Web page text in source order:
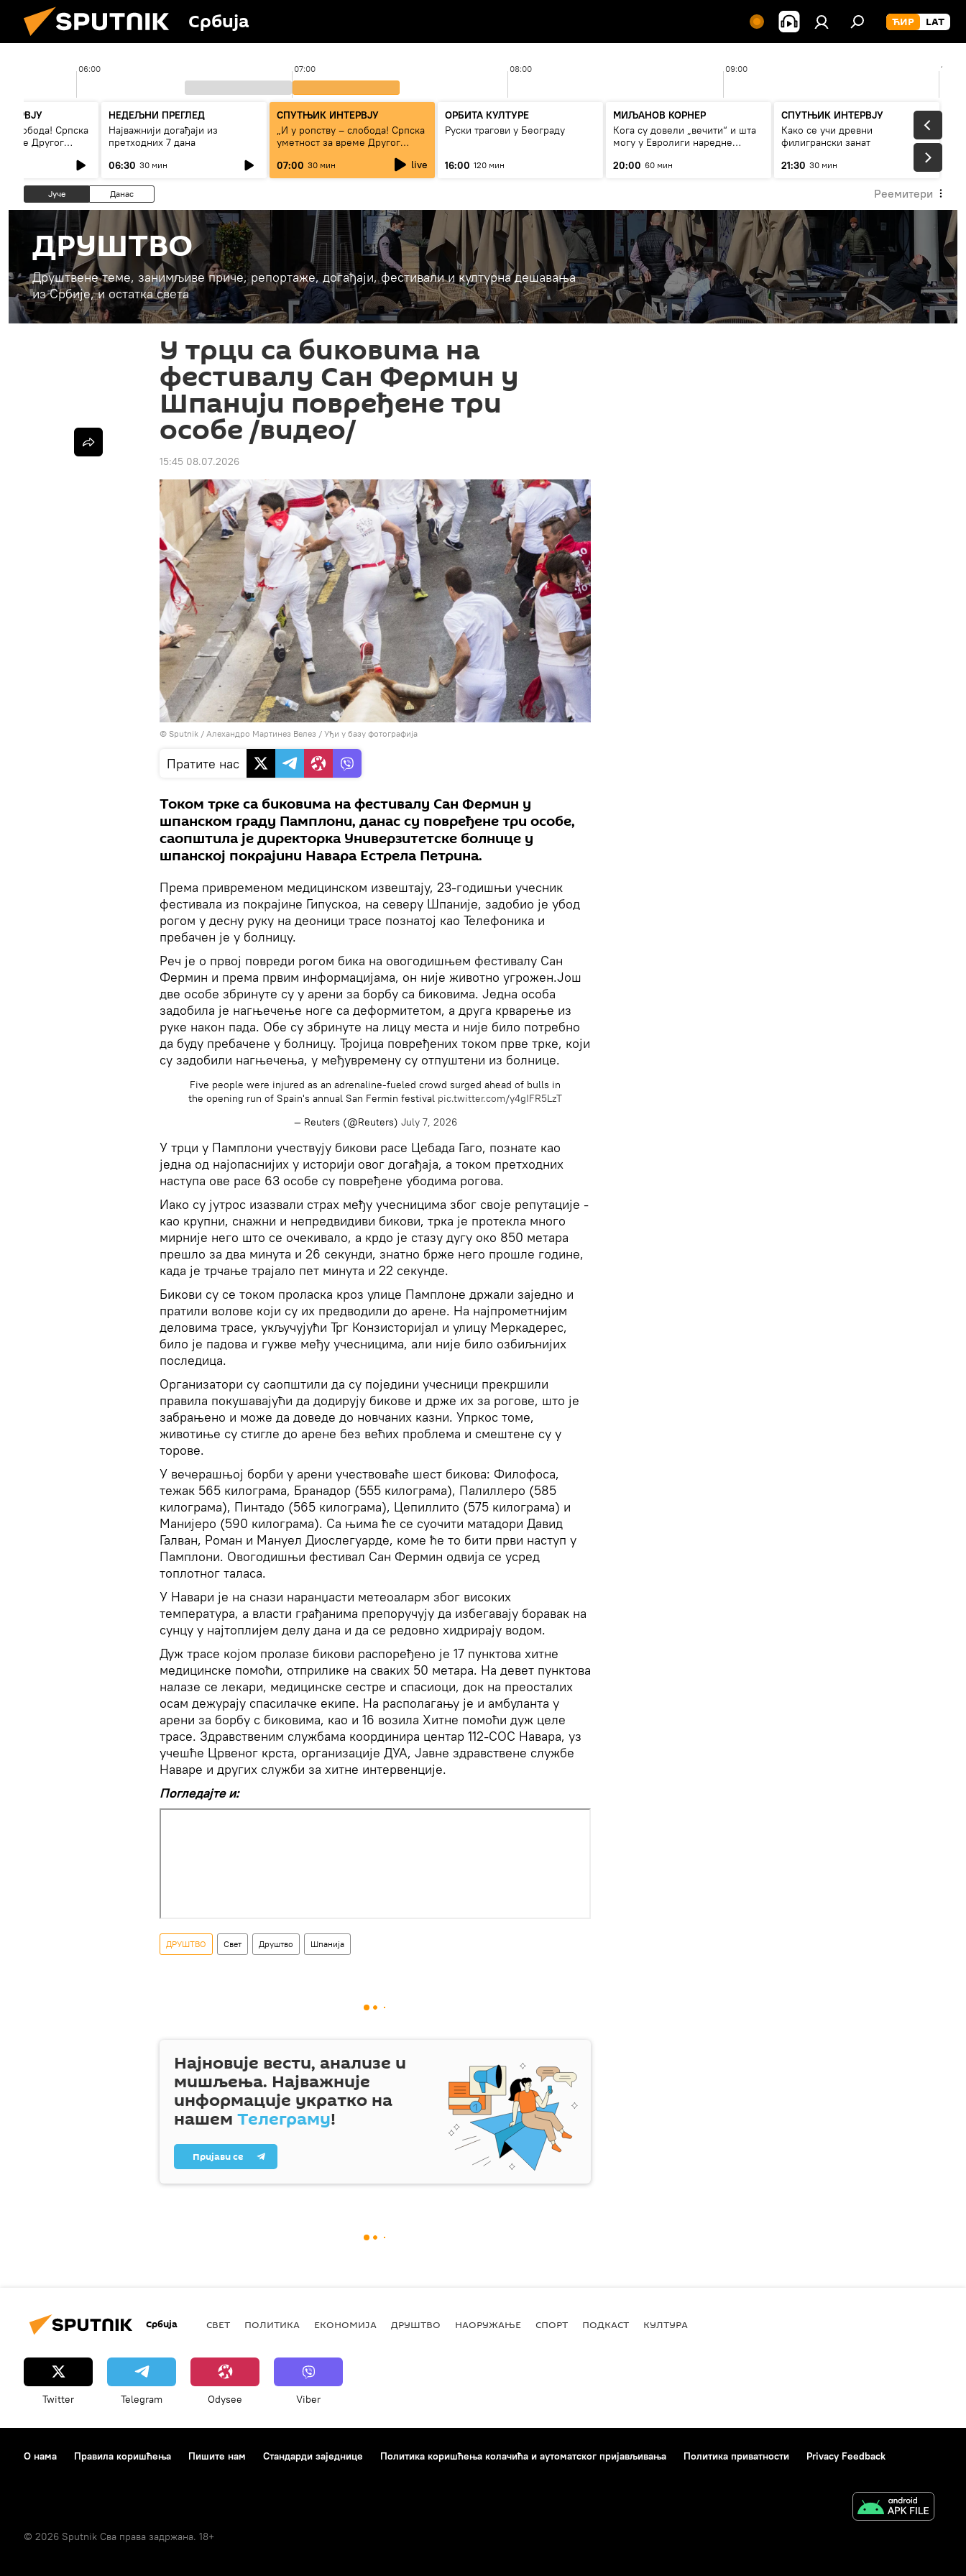
Србија
06:00 07:00 08:00 09:00 10:00
слобода! Српска
Другог
НЕДЕЉНИ ПРЕГЛЕД
Најважнији догађаји из
претходних 7 дана
06:30 30 мин
СПУТЊИК ИНТЕРВЈУ
„И у ропству – слобода! Српска
уметност за време Другог
07:00 30 мин live
ОРБИТА КУЛТУРЕ
Руски трагови у Београду
16:00 120 мин
МИЉАНОВ КОРНЕР
Кога су довели „вечити“ и шта
могу у Евролиги наредне
20:00 60 мин
СПУТЊИК ИНТЕРВЈУ
Како се учи древни
филигрански занат
21:30 30 мин
Јуче Данас Реемитери
ДРУШТВО
Друштвене теме, занимљиве приче, репортаже, догађаји, фестивали и културна дешавања
из Србије, и остатка света
У трци са биковима на
фестивалу Сан Фермин у
Шпанији повређене три
особе /видео/
15:45 08.07.2026
© Sputnik / Алехандро Мартинез Велез / Уђи у базу фотографија
Пратите нас
Током трке са биковима на фестивалу Сан Фермин у
шпанском граду Памплони, данас су повређене три особе,
саопштила је директорка Универзитетске болнице у
шпанској покрајини Навара Естрела Петрина.
Према привременом медицинском извештају, 23-годишњи учесник
фестивала из покрајине Гипускоа, на северу Шпаније, задобио је убод
рогом у десну руку на деоници трасе познатој као Телефоника и
пребачен је у болницу.
Реч је о првој повреди рогом бика на овогодишњем фестивалу Сан
Фермин и према првим информацијама, он није животно угрожен.Још
две особе збринуте су у арени за борбу са биковима. Једна особа
задобила је нагњечење ноге са деформитетом, а друга крварење из
руке након пада. Обе су збринуте на лицу места и није било потребно
да буду пребачене у болницу. Тројица повређених током прве трке, који
су задобили нагњечења, у међувремену су отпуштени из болнице.
Five people were injured as an adrenaline-fueled crowd surged ahead of bulls in
the opening run of Spain's annual San Fermin festival pic.twitter.com/y4gIFR5LzT
— Reuters (@Reuters) July 7, 2026
У трци у Памплони учествују бикови расе Цебада Гаго, познате као
једна од најопаснијих у историји овог догађаја, а током претходних
наступа ове расе 63 особе су повређене убодима рогова.
Иако су јутрос изазвали страх међу учесницима због своје репутације -
као крупни, снажни и непредвидиви бикови, трка је протекла много
мирније него што се очекивало, а крдо је стазу дугу око 850 метара
прешло за два минута и 26 секунди, знатно брже него прошле године,
када је трчање трајало пет минута и 22 секунде.
Бикови су се током проласка кроз улице Памплоне држали заједно и
пратили волове који су их предводили до арене. На најпрометнијим
деловима трасе, укључујући Трг Конзисторијал и улицу Меркадерес,
било је падова и гужве међу учесницима, али није било озбиљнијих
последица.
Организатори су саопштили да су поједини учесници прекршили
правила покушавајући да додирују бикове и држе их за рогове, што је
забрањено и може да доведе до новчаних казни. Упркос томе,
животиње су стигле до арене без већих проблема и смештене су у
торове.
У вечерашњој борби у арени учествоваће шест бикова: Филофоса,
тежак 565 килограма, Бранадор (555 килограма), Палиллеро (585
килограма), Пинтадо (565 килограма), Цепиллито (575 килограма) и
Манијеро (590 килограма). Са њима ће се суочити матадори Давид
Галван, Роман и Мануел Диослегуарде, коме ће то бити први наступ у
Памплони. Овогодишњи фестивал Сан Фермин одвија се усред
топлотног таласа.
У Навари је на снази наранџасти метеоаларм због високих
температура, а власти грађанима препоручују да избегавају боравак на
сунцу у најтоплијем делу дана и да се редовно хидрирају водом.
Дуж трасе којом пролазе бикови распоређено је 17 пунктова хитне
медицинске помоћи, отприлике на сваких 50 метара. На девет пунктова
налазе се лекари, медицинске сестре и спасиоци, док на преосталих
осам дежурају спасилачке екипе. На располагању је и амбуланта у
арени за борбу с биковима, као и 16 возила Хитне помоћи дуж целе
трасе. Здравственим службама координира центар 112-СОС Навара, уз
учешће Црвеног крста, организације ДУА, Јавне здравствене службе
Наваре и других служби за хитне интервенције.
Погледајте и:
ДРУШТВО Свет Друштво Шпанија
Најновије вести, анализе и
мишљења. Најважније
информације укратко на
нашем Телеграму!
Пријави се
Србија СВЕТ ПОЛИТИКА ЕКОНОМИЈА ДРУШТВО НАОРУЖАЊЕ СПОРТ ПОДКАСТ КУЛТУРА
Twitter Telegram Odysee Viber
О нама Правила коришћења Пишите нам Стандарди заједнице Политика коришћења колачића и аутоматског пријављивања Политика приватности Privacy Feedback
© 2026 Sputnik Сва права задржана. 18+